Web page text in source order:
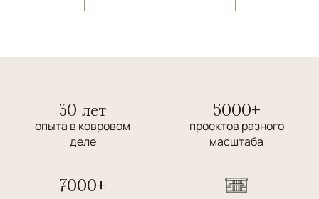
30 лет
опыта в ковровом
деле
5000+
проектов разного
масштаба
7000+